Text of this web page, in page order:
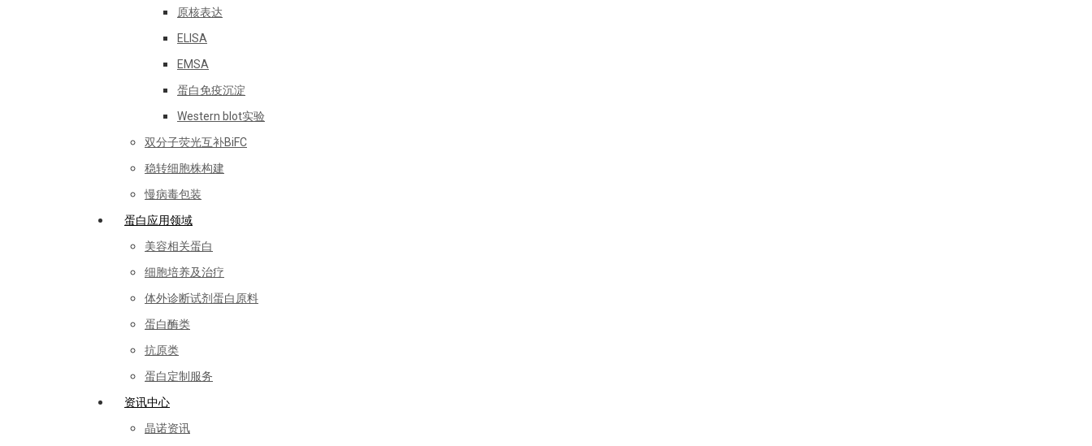
原核表达
ELISA
EMSA
蛋白免疫沉淀
Western blot实验
双分子荧光互补BiFC
稳转细胞株构建
慢病毒包装
蛋白应用领域
美容相关蛋白
细胞培养及治疗
体外诊断试剂蛋白原料
蛋白酶类
抗原类
蛋白定制服务
资讯中心
晶诺资讯